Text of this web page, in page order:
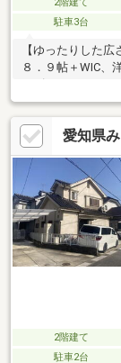
2階建て
駐車3台
【ゆったりした
８．９帖＋WIC、
入れ等で収納充
接×開発分譲地×
分譲地ならではの
◆えぷろん徒歩４
※ナイス既分譲戸
す
愛知県
2階建て
駐車2台